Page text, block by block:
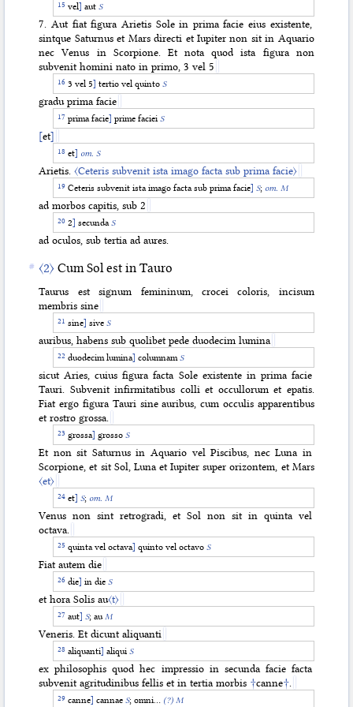
vel] aut S
7. Aut fiat figura Arietis Sole in prima facie eius existente,
sintque Saturnus et Mars directi et Iupiter non sit in Aquario
nec Venus in Scorpione. Et nota quod ista figura non
subvenit homini nato in primo, 3 vel 5
3 vel 5] tertio vel quinto S
gradu prima facie
prima facie] prime faciei S
[et]
et] om. S
Arietis.〈Ceteris subvenit ista imago facta sub prima facie〉
Ceteris subvenit ista imago facta sub prima facie] S; om. M
ad morbos capitis, sub 2
2] secundaS
ad oculos, sub tertia ad aures.
〈2〉 Cum Sol est in Tauro
Taurus est signum femininum, crocei coloris, incisum
membris sine
sine] sive S
auribus, habens sub quolibet pede duodecim lumina
duodecim lumina] columnamS
sicut Aries, cuius figura facta Sole existente in prima facie
Tauri. Subvenit infirmitatibus colli et occullorum et epatis.
Fiat ergo figura Tauri sine auribus, cum occulis apparentibus
et rostro grossa.
grossa] grosso S
Et non sit Saturnus in Aquario vel Piscibus, nec Luna in
Scorpione, et sit Sol, Luna et Iupiter super orizontem, et Mars
〈et〉
et] S; om. M
Venus non sint retrogradi, et Sol non sit in quinta vel
octava.
quinta vel octava] quinto vel octavo S
Fiat autem die
die] in die S
et hora Solis au〈t〉
aut] S; auM
Veneris. Et dicunt aliquanti
aliquanti] aliqui S
ex philosophis quod hec impressio in secunda facie facta
subvenit agritudinibus fellis et in tertia morbis †canne†.
canne] cannae S; omni… (?) M